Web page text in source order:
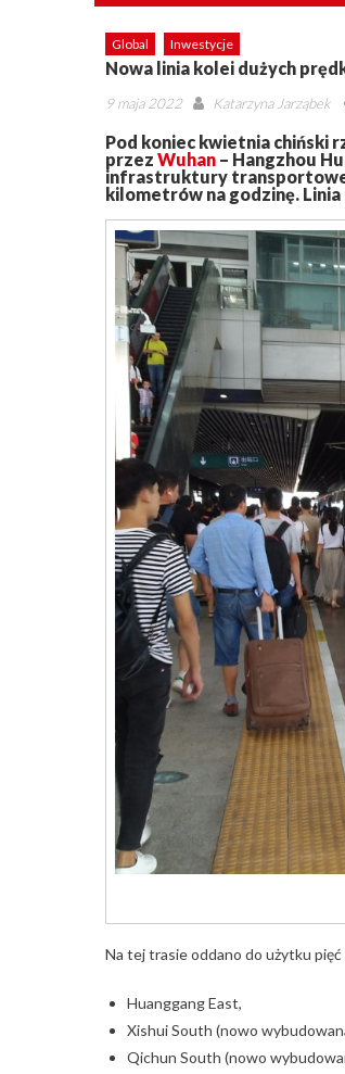
Global Inwestycje
Nowa linia kolei dużych
Posted
9 maja 2022 Author
Katarzyna Jarząbek
Pod koniec kwietnia chiński
przez Wuhan – Hangzhou
infrastruktury transportowej
kilometrów na godzinę.
Na tej trasie oddano do użytku pięć
Huanggang East,
Xishui South (nowo
Qichun South (nowo